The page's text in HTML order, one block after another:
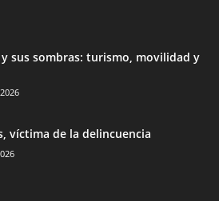
y sus sombras: turismo, movilidad y
víctima de la delincuencia